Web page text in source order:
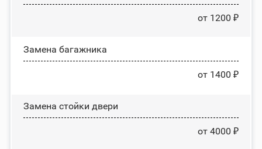
от 1200 ₽
Замена багажника
от 1400 ₽
Зaмeнa cтoйĸи двepи
от 4000 ₽